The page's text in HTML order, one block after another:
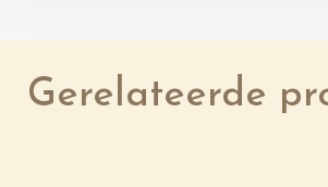
Gerelateerde